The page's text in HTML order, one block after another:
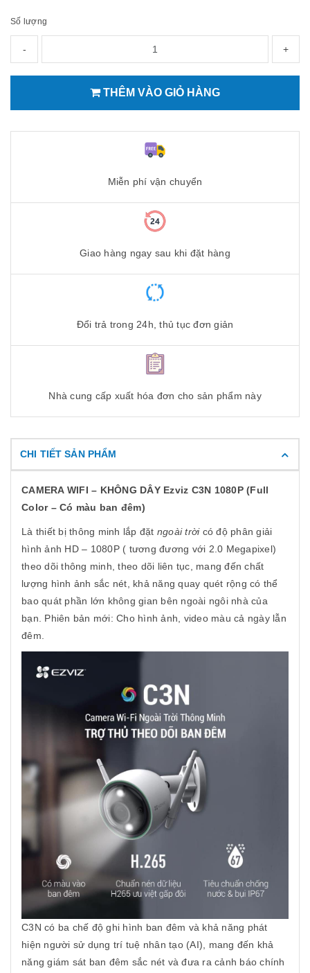
Số lượng
- +
THÊM VÀO GIỎ HÀNG
Miễn phí vận chuyển
Giao hàng ngay sau khi đặt hàng
Đổi trả trong 24h, thủ tục đơn giản
Nhà cung cấp xuất hóa đơn cho sản phẩm này
CHI TIẾT SẢN PHẨM
CAMERA WIFI – KHÔNG DÂY Ezviz C3N 1080P (Full
Color – Có màu ban đêm)
Là thiết bị thông minh lắp đặt ngoài trờicó độ phân giải
hình ảnh HD – 1080P ( tương đương với 2.0 Megapixel)
theo dõi thông minh, theo dõi liên tục, mang đến chất
lượng hình ảnh sắc nét, khả năng quay quét rộng có thể
bao quát phần lớn không gian bên ngoài ngôi nhà của
bạn. Phiên bản mới: Cho hình ảnh, video màu cả ngày lẫn
đêm.
C3N có ba chế độ ghi hình ban đêm và khả năng phát
hiện người sử dụng trí tuệ nhân tạo (AI), mang đến khả
năng giám sát ban đêm sắc nét và đưa ra cảnh báo chính